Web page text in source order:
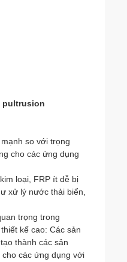
pultrusion
so với trọng
cho các ứng dụng
loại, FRP ít dễ bị
xử lý nước thải biển,
trọng trong
kế cao: Các sản
thành các sản
các ứng dụng với